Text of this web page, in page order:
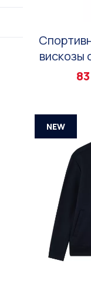
вискозы
NEW